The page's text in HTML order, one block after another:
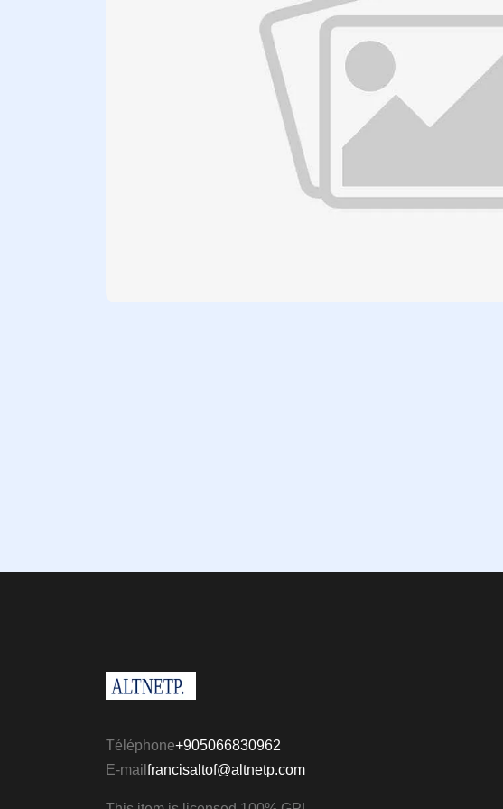
Téléphone+905066830962
E-mail francisaltof@altnetp.com